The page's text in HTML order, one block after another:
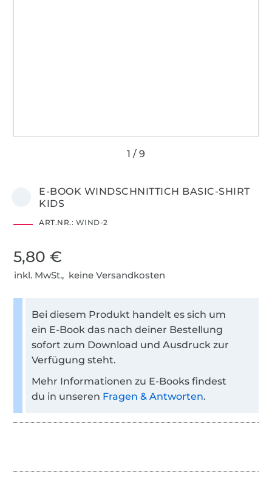
E-BOOK WINDSCHNITTICH BASIC-SHIRT
KIDS
ART.NR.: WIND-2
5,80 €
inkl. MwSt., keine Versandkosten
Bei diesem Produkt handelt es sich um
ein E-Book das nach deiner Bestellung
sofort zum Download und Ausdruck zur
Verfügung steht.
Mehr Informationen zu E-Books findest
du in unseren Fragen & Antworten.